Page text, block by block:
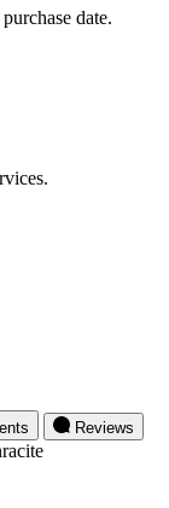
date.
Reviews